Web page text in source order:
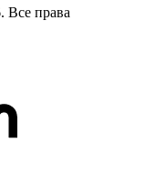
Все права